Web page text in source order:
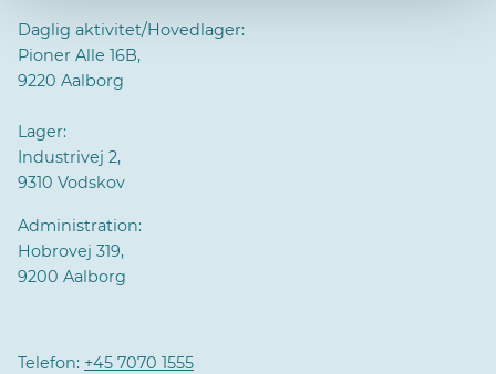
Daglig aktivitet/Hovedlager:
Pioner Alle 16B,
9220 Aalborg
Lager:
Industrivej 2,
9310 Vodskov
Administration:
Hobrovej 319,
9200 Aalborg
Telefon: +45 7070 1555